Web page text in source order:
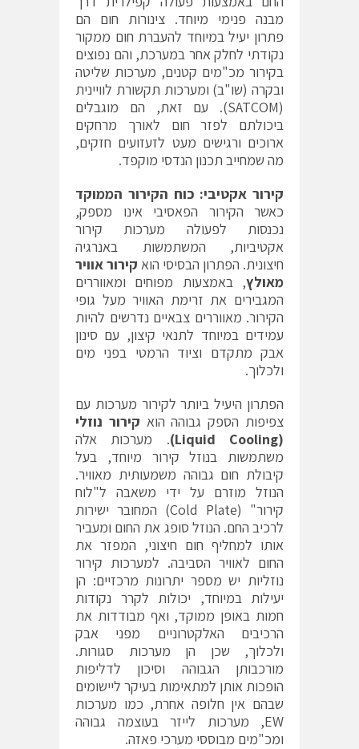
מבנה פנימי מיוחד. צינורות חום הם
פתרון יעיל במיוחד להעברת חום ממקור
נקודתי לחלק אחר במערכת, והם נפוצים
בקירור מכ"מים קטנים, מערכות שליטה
ובקרה (שו"ב) ומערכות תקשורת לוויינית
(SATCOM). עם זאת, הם מוגבלים
ביכולתם לפזר חום לאורך מרחקים
ארוכים ורגישים מעט לזעזועים חזקים,
מה שמחייב תכנון הנדסי מוקפד.
קירור אקטיבי: כוח הקירור הממוקד
כאשר הקירור הפאסיבי אינו מספק,
נכנסות לפעולה מערכות קירור
אקטיביות, המשתמשות באנרגיה
חיצונית. הפתרון הבסיסי הוא קירור אוויר
מאולץ, באמצעות מפוחים ומאווררים
המגבירים את זרימת האוויר מעל גופי
הקירור. מאווררים צבאיים נדרשים להיות
עמידים במיוחד לתנאי קיצון, עם סינון
אבק מתקדם וציוד הרמטי בפני מים
ולכלוך.
הפתרון היעיל ביותר לקירור מערכות עם
צפיפות הספק גבוהה הוא קירור נוזלי
(
Liquid Cooling
). מערכות אלה
משתמשות בנוזל קירור מיוחד, בעל
קיבולת חום גבוהה משמעותית מאוויר.
הנוזל מוזרם על ידי משאבה ל"לוח
קירור" (Cold Plate) המחובר ישירות
לרכיב החם. הנוזל סופג את החום ומעביר
אותו למחליף חום חיצוני, המפזר את
החום לאוויר הסביבה. למערכות קירור
נוזליות יש מספר יתרונות מרכזיים: הן
יעילות במיוחד, יכולות לקרר נקודות
חמות באופן ממוקד, ואף מבודדות את
הרכיבים האלקטרוניים מפני אבק
ולכלוך, שכן הן מערכות סגורות.
מורכבותן הגבוהה וסיכון לדליפות
הופכות אותן למתאימות בעיקר ליישומים
שבהם אין חלופה אחרת, כמו מערכות
EW, מערכות לייזר בעוצמה גבוהה
ומכ"מים מבוססי מערכי פאזה.